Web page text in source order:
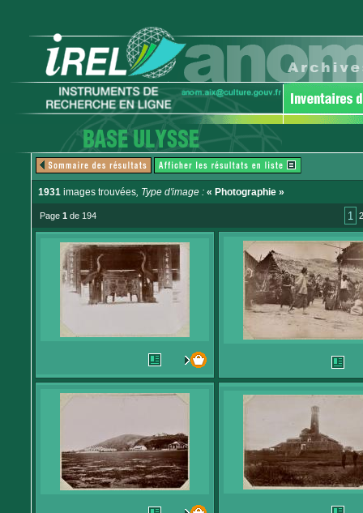
1931 images trouvées, Type d'image : « Photographie »
Page 1 de 194 1 2